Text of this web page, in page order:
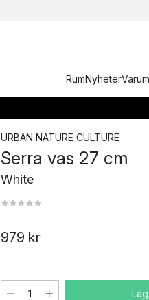
RumNyheter
URBAN NATURE CULTURE
Serra vas 27 cm
White
979 kr